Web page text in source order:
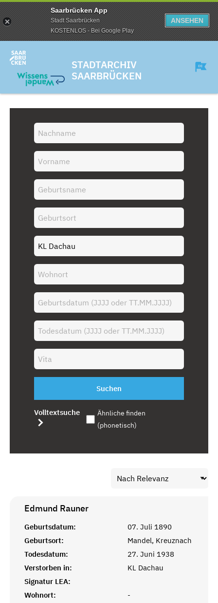
Saarbrücken App
Stadt Saarbrücken
KOSTENLOS - Bei Google Play
ANSEHEN
STADTARCHIV
SAARBRÜCKEN
Suchen
Volltextsuche
Ähnliche finden
(phonetisch)
Edmund Rauner
Geburtsdatum:
07. Juli 1890
Geburtsort:
Mandel, Kreuznach
Todesdatum:
27. Juni 1938
Verstorben in:
KL Dachau
Signatur LEA:
Wohnort:
-